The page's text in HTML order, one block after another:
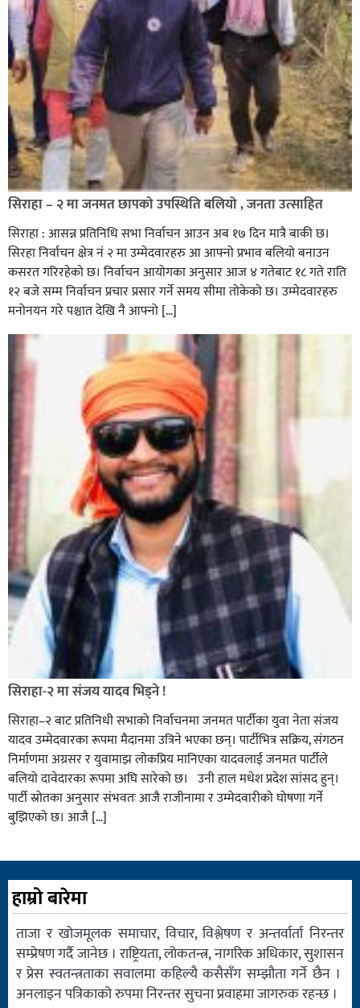
सिराहा – २ मा जनमत छापको उपस्थिति बलियो , जनता उत्साहित
सिराहा : आसन्न प्रतिनिधि सभा निर्वाचन आउन अब १७ दिन मात्रै बाकी छ।
सिरहा निर्वाचन क्षेत्र नं २ मा उम्मेदवारहरु आ आफ्नो प्रभाव बलियो बनाउन
कसरत गरिरहेको छ। निर्वाचन आयोगका अनुसार आज ४ गतेबाट १८ गते राति
१२ बजे सम्म निर्वाचन प्रचार प्रसार गर्ने समय सीमा तोकेको छ। उम्मेदवारहरु
मनोनयन गरे पश्चात देखि नै आफ्नो […]
सिराहा-२ मा संजय यादव भिड्ने !
सिराहा–२ बाट प्रतिनिधी सभाको निर्वाचनमा जनमत पार्टीका युवा नेता संजय
यादव उम्मेदवारका रूपमा मैदानमा उत्रिने भएका छन्। पार्टीभित्र सक्रिय, संगठन
निर्माणमा अग्रसर र युवामाझ लोकप्रिय मानिएका यादवलाई जनमत पार्टीले
बलियो दावेदारका रूपमा अघि सारेको छ। उनी हाल मधेश प्रदेश सांसद हुन्।
पार्टी स्रोतका अनुसार संभवतः आजै राजीनामा र उम्मेदवारीको घोषणा गर्ने
बुझिएको छ। आजै […]
हाम्रो बारेमा
ताजा र खोजमूलक समाचार, विचार, विश्लेषण र अन्तर्वार्ता निरन्तर
सम्प्रेषण गर्दै जानेछ । राष्ट्रियता, लोकतन्त्र, नागरिक अधिकार, सुशासन
र प्रेस स्वतन्त्रताका सवालमा कहिल्यै कसैसँग सम्झौता गर्ने छैन ।
अनलाइन पत्रिकाको रुपमा निरन्तर सुचना प्रवाहमा जागरुक रहन्छ ।